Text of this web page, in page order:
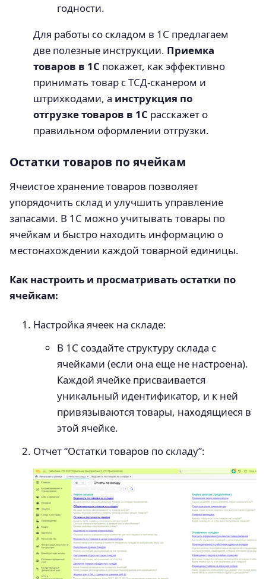
годности.
Для работы со складом в 1С предлагаем
две полезные инструкции. Приемка
товаров в 1С покажет, как эффективно
принимать товар с ТСД-сканером и
штрихкодами, а инструкция по
отгрузке товаров в 1С расскажет о
правильном оформлении отгрузки.
Остатки товаров по ячейкам
Ячеистое хранение товаров позволяет
упорядочить склад и улучшить управление
запасами. В 1С можно учитывать товары по
ячейкам и быстро находить информацию о
местонахождении каждой товарной единицы.
Как настроить и просматривать остатки по
ячейкам:
Настройка ячеек на складе:
В 1С создайте структуру склада с
ячейками (если она еще не настроена).
Каждой ячейке присваивается
уникальный идентификатор, и к ней
привязываются товары, находящиеся в
этой ячейке.
Отчет “Остатки товаров по складу”: